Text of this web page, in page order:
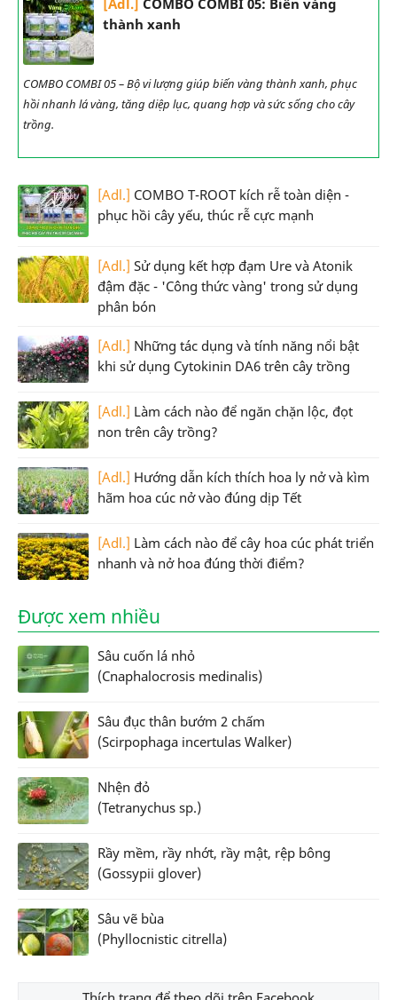
thành xanh
COMBO COMBI 05 – Bộ vi lượng giúp biến vàng thành xanh, phục
hồi nhanh lá vàng, tăng diệp lục, quang hợp và sức sống cho cây
trồng.
[Adl.] COMBO T-ROOT kích rễ toàn diện -
phục hồi cây yếu, thúc rễ cực mạnh
[Adl.] Sử dụng kết hợp đạm Ure và Atonik
đậm đặc - 'Công thức vàng' trong sử dụng
phân bón
[Adl.] Những tác dụng và tính năng nổi bật
khi sử dụng Cytokinin DA6 trên cây trồng
[Adl.] Làm cách nào để ngăn chặn lộc, đọt
non trên cây trồng?
[Adl.] Hướng dẫn kích thích hoa ly nở và kìm
hãm hoa cúc nở vào đúng dịp Tết
[Adl.] Làm cách nào để cây hoa cúc phát triển
nhanh và nở hoa đúng thời điểm?
Được xem nhiều
Sâu cuốn lá nhỏ
(Cnaphalocrosis medinalis)
Sâu đục thân bướm 2 chấm
(Scirpophaga incertulas Walker)
Nhện đỏ
(Tetranychus sp.)
Rầy mềm, rầy nhớt, rầy mật, rệp bông
(Gossypii glover)
Sâu vẽ bùa
(Phyllocnistic citrella)